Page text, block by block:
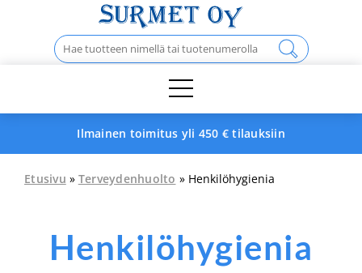
Haku:
Ilmainen toimitus yli 450 € tilauksiin
Etusivu » Terveydenhuolto » Henkilöhygienia
Henkilöhygienia